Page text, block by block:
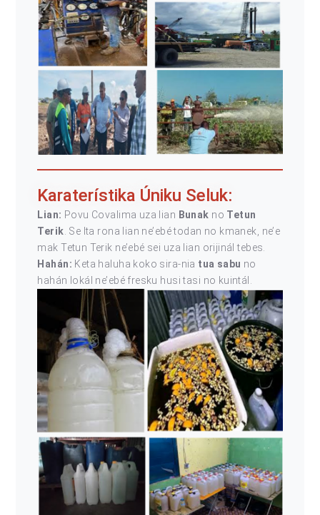
Karaterístika Úniku Seluk:
Lian: Povu Covalima uza lian Bunak no Tetun
Terik . Se Ita rona lian ne’ebé todan no kmanek, ne’e
mak Tetun Terik ne’ebé sei uza lian orijinál tebes.
Hahán: Keta haluha koko sira-nia tua sabu no
hahán lokál ne’ebé fresku husi tasi no kuintál.